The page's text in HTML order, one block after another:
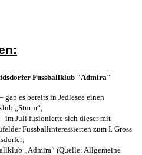
Fussballklub "Admira"
gab es bereits in Jedlesee einen
„Sturm“;
im Juli fusionierte sich dieser mit
Fussballinteressierten zum I. Gross
;
„Admira“ (Quelle: Allgemeine